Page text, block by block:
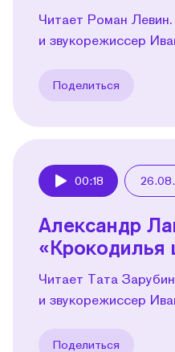
Читает Роман
и звукорежиссер
Поделиться
00:18
Александр
«Крокодилья
Читает Тата
и звукорежиссер
Поделиться